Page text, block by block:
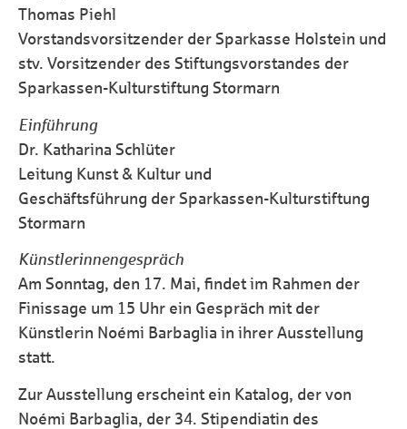
Thomas Piehl
Vorstandsvorsitzender der Sparkasse Holstein und
stv. Vorsitzender des Stiftungsvorstandes der
Sparkassen-Kulturstiftung Stormarn
Einführung
Dr. Katharina Schlüter
Leitung Kunst & Kultur und
Geschäftsführung der Sparkassen-Kulturstiftung
Stormarn
Künstlerinnengespräch
Am Sonntag, den 17. Mai, findet im Rahmen der
Finissage um 15 Uhr ein Gespräch mit der
Künstlerin Noémi Barbaglia in ihrer Ausstellung
statt.
Zur Ausstellung erscheint ein Katalog, der von
Noémi Barbaglia, der 34. Stipendiatin des